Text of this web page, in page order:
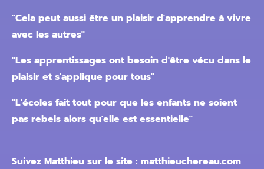
"Cela peut aussi être un plaisir d'apprendre à vivre
avec les autres"
"Les apprentissages ont besoin d'être vécu dans le
plaisir et s'applique pour tous"
"L'écoles fait tout pour que les enfants ne soient
pas rebels alors qu'elle est essentielle"
Suivez Matthieu sur le site : matthieuchereau.com